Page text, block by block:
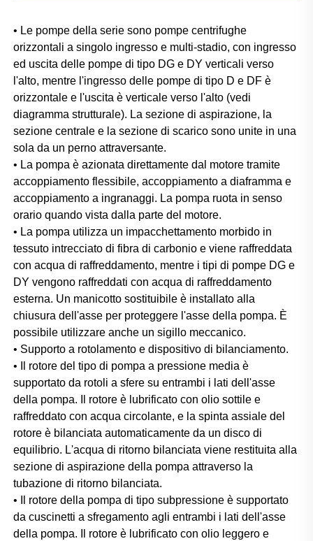
• Le pompe della serie sono pompe centrifughe
orizzontali a singolo ingresso e multi-stadio, con ingresso
ed uscita delle pompe di tipo DG e DY verticali verso
l'alto, mentre l'ingresso delle pompe di tipo D e DF è
orizzontale e l'uscita è verticale verso l'alto (vedi
diagramma strutturale). La sezione di aspirazione, la
sezione centrale e la sezione di scarico sono unite in una
sola da un perno attraversante.
• La pompa è azionata direttamente dal motore tramite
accoppiamento flessibile, accoppiamento a diaframma e
accoppiamento a ingranaggi. La pompa ruota in senso
orario quando vista dalla parte del motore.
• La pompa utilizza un impacchettamento morbido in
tessuto intrecciato di fibra di carbonio e viene raffreddata
con acqua di raffreddamento, mentre i tipi di pompe DG e
DY vengono raffreddati con acqua di raffreddamento
esterna. Un manicotto sostituibile è installato alla
chiusura dell'asse per proteggere l'asse della pompa. È
possibile utilizzare anche un sigillo meccanico.
• Supporto a rotolamento e dispositivo di bilanciamento.
• Il rotore del tipo di pompa a pressione media è
supportato da rotoli a sfere su entrambi i lati dell'asse
della pompa. Il rotore è lubrificato con olio sottile e
raffreddato con acqua circolante, e la spinta assiale del
rotore è bilanciata automaticamente da un disco di
equilibrio. L'acqua di ritorno bilanciata viene restituita alla
sezione di aspirazione della pompa attraverso la
tubazione di ritorno bilanciata.
• Il rotore della pompa di tipo subpressione è supportato
da cuscinetti a sfregamento agli entrambi i lati dell'asse
della pompa. Il rotore è lubrificato con olio leggero e